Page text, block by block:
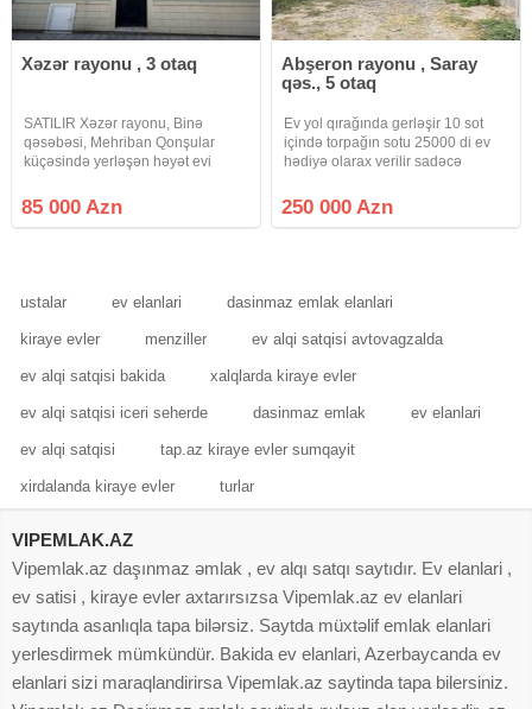
Xəzər rayonu , 3 otaq
SATILIR Xəzər rayonu, Binə
qəsəbəsi, Mehriban Qonşular
küçəsində yerləşən həyət evi
sahəsində yerləşir. Həyətə 1
avtomobil rahatlıqla daxil ola bilir.
85 000 Azn
Abşeron rayonu , Saray
qəs., 5 otaq
Ev yol qırağında gerləşir 10 sot
içində torpağın sotu 25000 di ev
hədiyə olarax verilir sadəcə
ödəməklə remontlu içi əşyalı ev
sahibi ola bilərsiniz evin
250 000 Azn
ustalar ev elanlari dasinmaz emlak elanlari
kiraye evler menziller ev alqi satqisi avtovagzalda
ev alqi satqisi bakida xalqlarda kiraye evler
ev alqi satqisi iceri seherde dasinmaz emlak ev elanlari
ev alqi satqisi tap.az kiraye evler sumqayit
xirdalanda kiraye evler turlar
VIPEMLAK.AZ
Vipemlak.az daşınmaz əmlak , ev alqı satqı saytıdır. Ev elanlari ,
ev satisi , kiraye evler axtarırsızsa Vipemlak.az ev elanlari
saytında asanlıqla tapa bilərsiz. Saytda müxtəlif emlak elanlari
yerlesdirmek mümkündür. Bakida ev elanlari, Azerbaycanda ev
elanlari sizi maraqlandirirsa Vipemlak.az saytinda tapa bilersiniz.